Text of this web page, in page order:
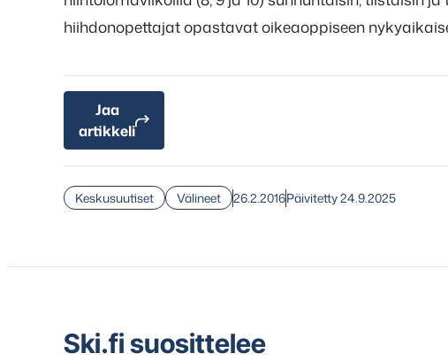
hiihdonopettajat opastavat oikeaoppiseen
Jaa
artikkeli
Keskusuutiset Välineet 26.2.2016Päivitetty 24.9.2025
Ski.fi suosittelee